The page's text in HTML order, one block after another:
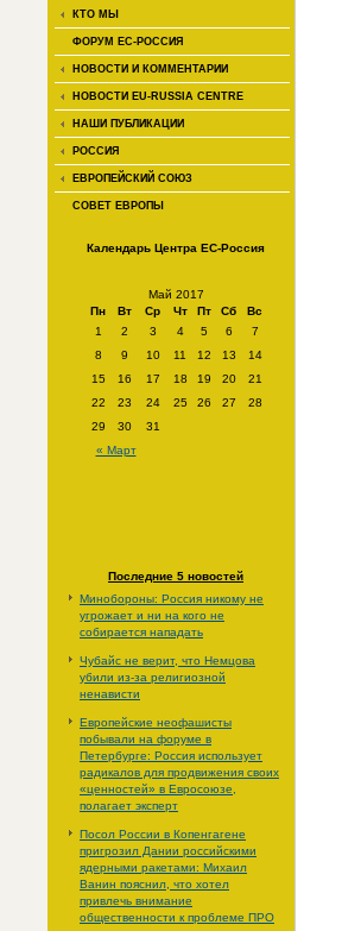
КТО МЫ
ФОРУМ ЕС-РОССИЯ
НОВОСТИ И КОММЕНТАРИИ
НОВОСТИ EU-RUSSIA CENTRE
НАШИ ПУБЛИКАЦИИ
РОССИЯ
ЕВРОПЕЙСКИЙ СОЮЗ
СОВЕТ ЕВРОПЫ
Календарь Центра ЕС-Россия
Май 2017
Пн
Вт Ср Чт Пт Сб Вс
« Март
1 2 3 4 5 6
7
8
9 10 11 12 13
14
15
16 17 18 19 20
21
22
23 24 25 26 27
28
29
30 31
Последние 5 новостей
Минобороны: Россия никому не
угрожает и ни на кого не
собирается нападать
Чубайс не верит, что Немцова
убили из-за религиозной
ненависти
Европейские неофашисты
побывали на форуме в
Петербурге: Россия использует
радикалов для продвижения своих
«ценностей» в Евросоюзе,
полагает эксперт
Посол России в Копенгагене
пригрозил Дании российскими
ядерными ракетами: Михаил
Ванин пояснил, что хотел
привлечь внимание
общественности к проблеме ПРО